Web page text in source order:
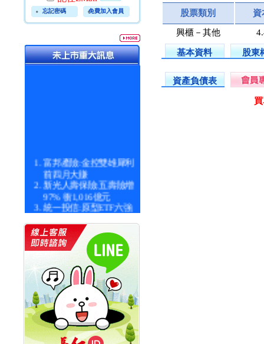
忘記密碼 免費加入會員
富邦產險:金控雙雄犀利
前四月大賺
新光人壽保險:五壽險增
97% 衝1,016億元
統一投信:原型ETF六強
漲逾九成
統一投信:主動式ETF溢
價 被盯上
新光人壽保險:新壽Q1外
價金將達996億
宇辰系統科技:宇辰業績
創新高 啟動興櫃轉上櫃
計畫
明緯企業:明緯永續科技
競賽 以電源驅動善的力
量
秀育企業:秀育SHO-U儲
股票類別 資
興櫃－其他
基本資料 股東
資產負債表